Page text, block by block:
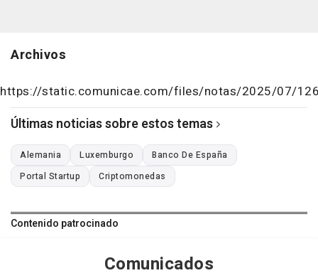
Archivos
https://static.comunicae.com/files/notas/2025/07/
Últimas noticias sobre estos temas
Alemania Luxemburgo
Banco De España
Portal Startup
Criptomonedas
Contenido patrocinado
Comunicados